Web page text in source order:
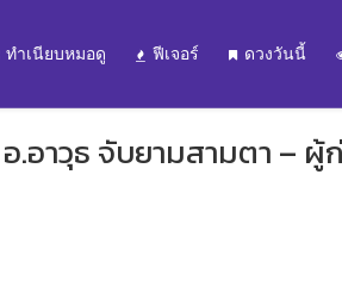
ทำเนียบหมอดู ฟีเจอร์ ดวงวันนี้
.อาวุธ จับยามสามตา – ผู้